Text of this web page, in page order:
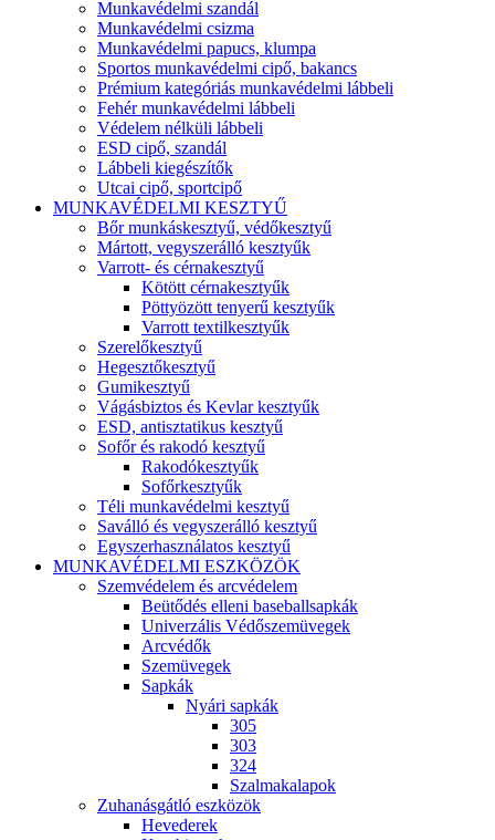
Munkavédelmi szandál
Munkavédelmi csizma
Munkavédelmi papucs, klumpa
Sportos munkavédelmi cipő, bakancs
Prémium kategóriás munkavédelmi lábbeli
Fehér munkavédelmi lábbeli
Védelem nélküli lábbeli
ESD cipő, szandál
Lábbeli kiegészítők
Utcai cipő, sportcipő
MUNKAVÉDELMI KESZTYŰ
Bőr munkáskesztyű, védőkesztyű
Mártott, vegyszerálló kesztyűk
Varrott- és cérnakesztyű
Kötött cérnakesztyűk
Pöttyözött tenyerű kesztyűk
Varrott textilkesztyűk
Szerelőkesztyű
Hegesztőkesztyű
Gumikesztyű
Vágásbiztos és Kevlar kesztyűk
ESD, antisztatikus kesztyű
Sofőr és rakodó kesztyű
Rakodókesztyűk
Sofőrkesztyűk
Téli munkavédelmi kesztyű
Saválló és vegyszerálló kesztyű
Egyszerhasználatos kesztyű
MUNKAVÉDELMI ESZKÖZÖK
Szemvédelem és arcvédelem
Beütődés elleni baseballsapkák
Univerzális Védőszemüvegek
Arcvédők
Szemüvegek
Sapkák
Nyári sapkák
305
303
324
Szalmakalapok
Zuhanásgátló eszközök
Hevederek